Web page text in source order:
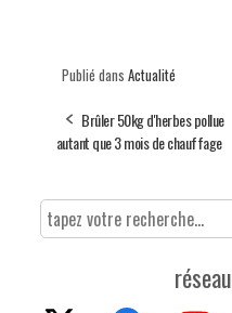
Publié dans Actualité
Brûler 50kg d'herbes pollue
autant que 3 mois de chauffage